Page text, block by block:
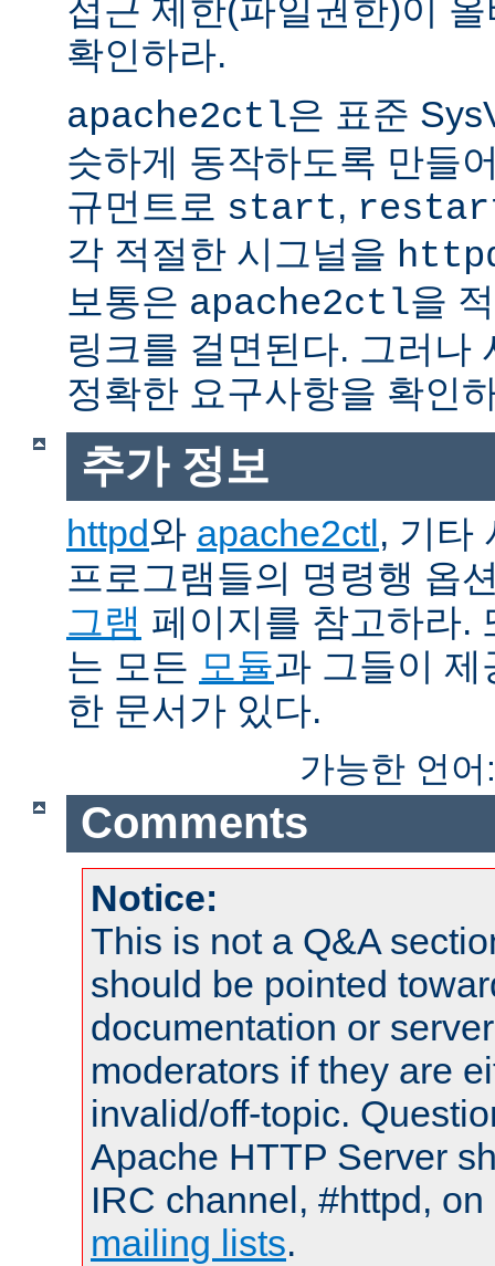
접근 제한(파일권한)이
확인하라.
apache2ctl은 표준
슷하게 동작하도록 만들
규먼트로 start,
각 적절한 시그널을
보통은 apache2ctl을
링크를 걸면된다. 그러나
정확한 요구사항을 확인
추가 정보
httpd와 apache2ctl, 기타
프로그램들의 명령행 옵
그램 페이지를 참고하라.
는 모든 모듈과 그들이
한 문서가 있다.
가능한 언
Comments
Notice:
This is not a Q&A
should be pointed
documentation or
moderators if they are
invalid/off-topic.
Apache HTTP Server
IRC channel, #httpd,
mailing lists.